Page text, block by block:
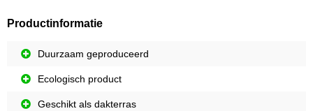
Productinformatie
Duurzaam geproduceerd
Ecologisch product
Geschikt als dakterras